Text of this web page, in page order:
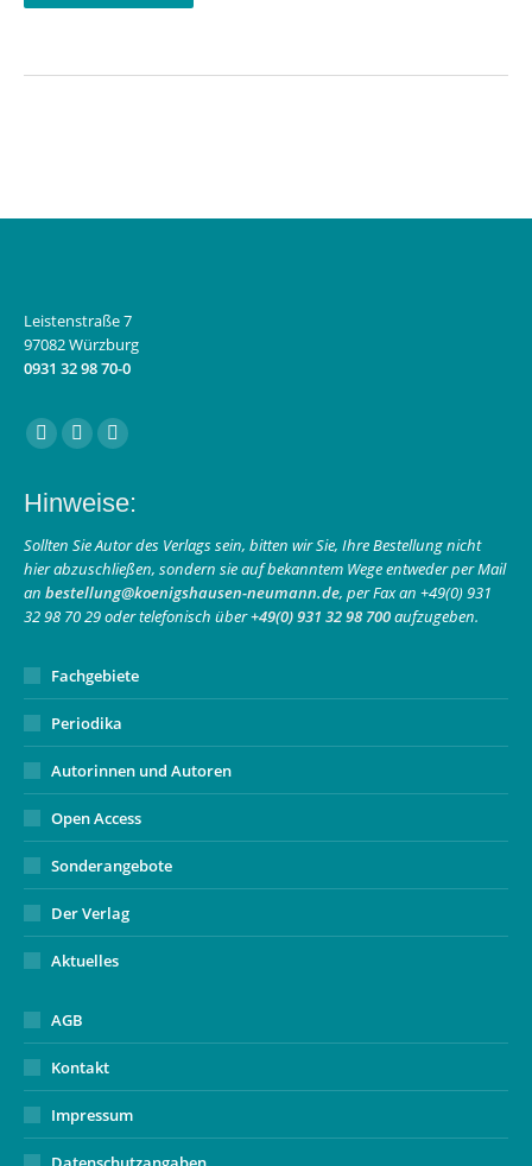
Leistenstraße 7
97082 Würzburg
0931 32 98 70-0
Finden Sie uns auf:
Facebook
opens
in
new
window
Instagram
opens
in
new
window
E-
page
opens
in
new
window
Hinweise:
Sollten Sie Autor des Verlags sein, bitten wir Sie, Ihre Bestellung nicht
hier abzuschließen, sondern sie auf bekanntem Wege entweder per Mail
an bestellung@koenigshausen-neumann.de, per Fax an +49(0) 931
32 98 70 29 oder telefonisch über+49(0) 931 32 98 700aufzugeben.
Fachgebiete
Periodika
Autorinnen und Autoren
Open Access
Sonderangebote
Der Verlag
Aktuelles
AGB
Kontakt
Impressum